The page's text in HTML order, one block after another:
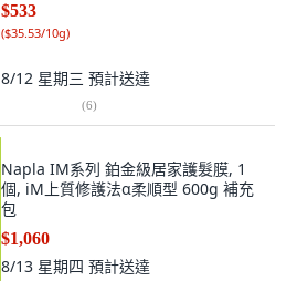
$533
($35.53/10g)
8/12 星期三 預計送達
(6)
Napla IM系列 鉑金級居家護髮膜, 1
個, iM上質修護法α柔順型 600g 補充
包
$1,060
8/13 星期四 預計送達